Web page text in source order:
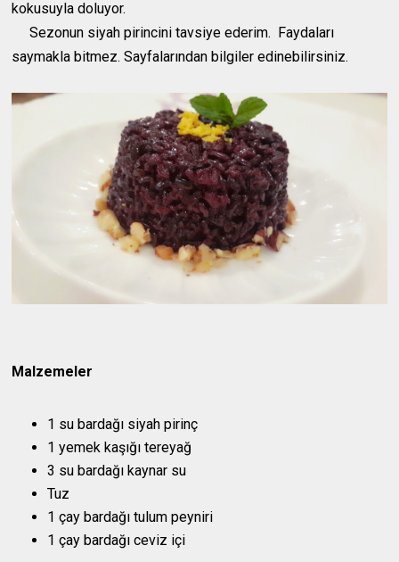
kokusuyla doluyor.
Sezonun siyah pirincini tavsiye ederim. Faydaları
saymakla bitmez. Sayfalarından bilgiler edinebilirsiniz.
Malzemeler
1 su bardağı siyah pirinç
1 yemek kaşığı tereyağ
3 su bardağı kaynar su
Tuz
1 çay bardağı tulum peyniri
1 çay bardağı ceviz içi